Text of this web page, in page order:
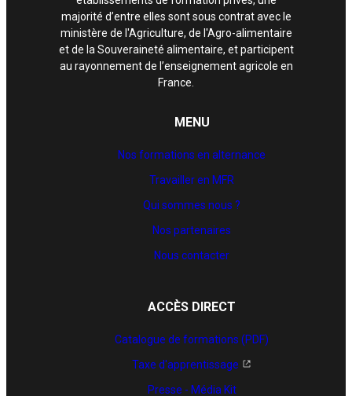
majorité d’entre elles sont sous contrat avec le
ministère de l'Agriculture, de l'Agro-alimentaire
et de la Souveraineté alimentaire, et participent
au rayonnement de l’enseignement agricole en
France.
MENU
Nos formations en alternance
Travailler en MFR
Qui sommes nous ?
Nos partenaires
Nous contacter
ACCÈS DIRECT
Catalogue de formations (PDF)
Taxe d'apprentissage
Presse - Média Kit